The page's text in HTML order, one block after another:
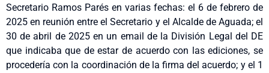
Secretario Ramos Parés en varias fechas: el 6 de febrero de
2025 en reunión entre el Secretario y el Alcalde de Aguada; el
30 de abril de 2025 en un email de la División Legal del DE
que indicaba que de estar de acuerdo con las ediciones, se
procedería con la coordinación de la firma del acuerdo; y el 1